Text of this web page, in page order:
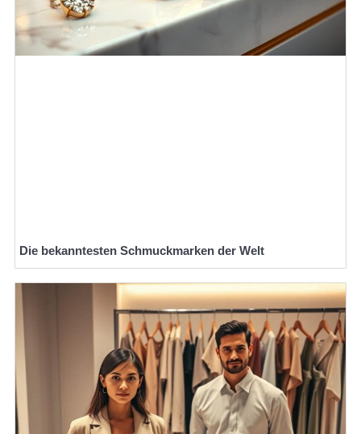
Die bekanntesten Schmuckmarken der Welt